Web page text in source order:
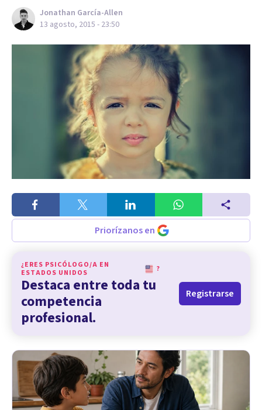
Jonathan García-Allen
13 agosto, 2015 - 23:50
Priorízanos en
¿ERES PSICÓLOGO/A EN
ESTADOS UNIDOS
?
Destaca entre toda tu
competencia
profesional.
Registrarse